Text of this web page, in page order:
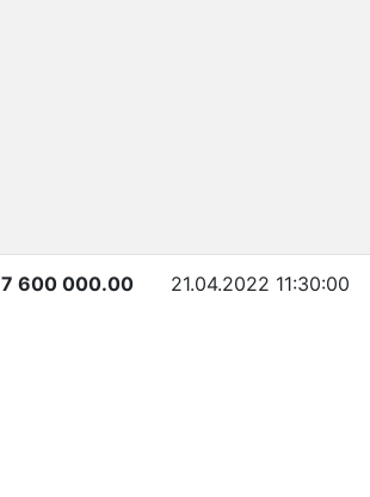
7 600 000.00 21.04.2022 11:30:00